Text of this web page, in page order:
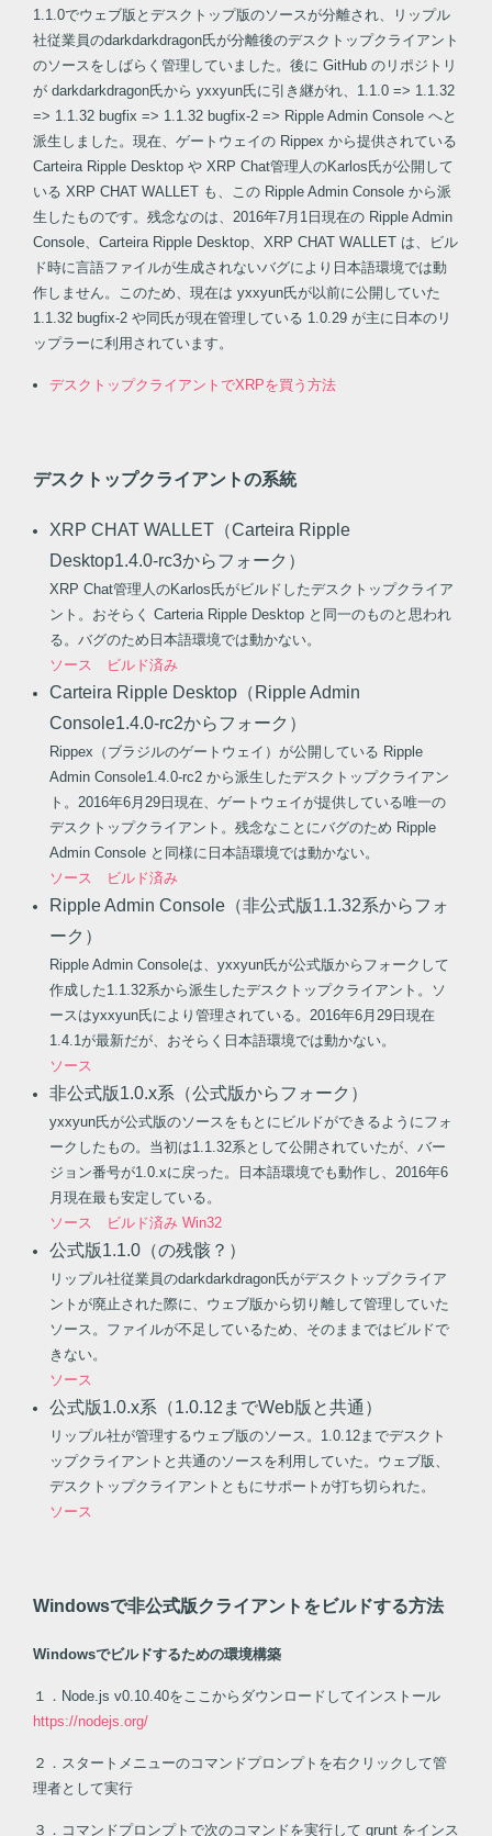
1.1.0でウェブ版とデスクトップ版のソースが分離され、リップル
社従業員のdarkdarkdragon氏が分離後のデスクトップクライアント
のソースをしばらく管理していました。後に GitHub のリポジトリ
が darkdarkdragon氏から yxxyun氏に引き継がれ、1.1.0 => 1.1.32
=> 1.1.32 bugfix => 1.1.32 bugfix-2 => Ripple Admin Console へと
派生しました。現在、ゲートウェイの Rippex から提供されている
Carteira Ripple Desktop や XRP Chat管理人のKarlos氏が公開して
いる XRP CHAT WALLET も、この Ripple Admin Console から派
生したものです。残念なのは、2016年7月1日現在の Ripple Admin
Console、Carteira Ripple Desktop、XRP CHAT WALLET は、ビル
ド時に言語ファイルが生成されないバグにより日本語環境では動
作しません。このため、現在は yxxyun氏が以前に公開していた
1.1.32 bugfix-2 や同氏が現在管理している 1.0.29 が主に日本のリ
ップラーに利用されています。
デスクトップクライアントでXRPを買う方法
デスクトップクライアントの系統
XRP CHAT WALLET（Carteira Ripple
Desktop1.4.0-rc3からフォーク）
XRP Chat管理人のKarlos氏がビルドしたデスクトップクライア
ント。おそらく Carteria Ripple Desktop と同一のものと思われ
る。バグのため日本語環境では動かない。
ソース
ビルド済み
Carteira Ripple Desktop（Ripple Admin
Console1.4.0-rc2からフォーク）
Rippex（ブラジルのゲートウェイ）が公開している Ripple
Admin Console1.4.0-rc2 から派生したデスクトップクライアン
ト。2016年6月29日現在、ゲートウェイが提供している唯一の
デスクトップクライアント。残念なことにバグのため Ripple
Admin Console と同様に日本語環境では動かない。
ソース
ビルド済み
Ripple Admin Console（非公式版1.1.32系からフォ
ーク）
Ripple Admin Consoleは、yxxyun氏が公式版からフォークして
作成した1.1.32系から派生したデスクトップクライアント。ソ
ースはyxxyun氏により管理されている。2016年6月29日現在
1.4.1が最新だが、おそらく日本語環境では動かない。
ソース
非公式版1.0.x系（公式版からフォーク）
yxxyun氏が公式版のソースをもとにビルドができるようにフォ
ークしたもの。当初は1.1.32系として公開されていたが、バー
ジョン番号が1.0.xに戻った。日本語環境でも動作し、2016年6
月現在最も安定している。
ソース
ビルド済み Win32
公式版1.1.0（の残骸？）
リップル社従業員のdarkdarkdragon氏がデスクトップクライア
ントが廃止された際に、ウェブ版から切り離して管理していた
ソース。ファイルが不足しているため、そのままではビルドで
きない。
ソース
公式版1.0.x系（1.0.12までWeb版と共通）
リップル社が管理するウェブ版のソース。1.0.12までデスクト
ップクライアントと共通のソースを利用していた。ウェブ版、
デスクトップクライアントともにサポートが打ち切られた。
ソース
Windowsで非公式版クライアントをビルドする方法
Windowsでビルドするための環境構築
１．Node.js v0.10.40をここからダウンロードしてインストール
https://nodejs.org/
２．スタートメニューのコマンドプロンプトを右クリックして管
理者として実行
３．コマンドプロンプトで次のコマンドを実行して grunt をインス